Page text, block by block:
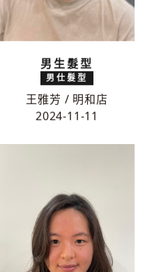
男生髮型
男仕髮型
王雅芳 / 明和店